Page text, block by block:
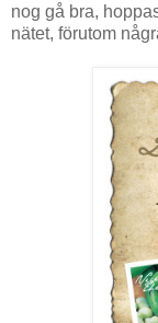
nog gå bra,
nätet, förutom